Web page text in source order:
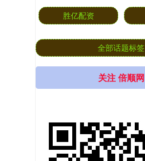
胜亿配资
全部话题标签
关注 倍顺网